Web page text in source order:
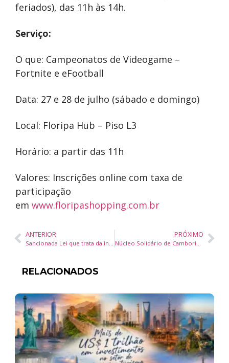
feriados), das 11h às 14h.
Serviço:
O que: Campeonatos de Videogame –
Fortnite e eFootball
Data: 27 e 28 de julho (sábado e domingo)
Local: Floripa Hub – Piso L3
Horário: a partir das 11h
Valores: Inscrições online com taxa de
participação
em www.floripashopping.com.br
ANTERIOR PRÓXIMO
RELACIONADOS